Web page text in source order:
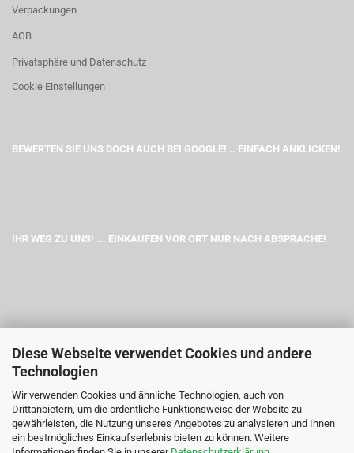
Diese Webseite verwendet Cookies und andere
Technologien
Wir verwenden Cookies und ähnliche Technologien, auch von
Drittanbietern, um die ordentliche Funktionsweise der Website zu
gewährleisten, die Nutzung unseres Angebotes zu analysieren und Ihnen
ein bestmögliches Einkaufserlebnis bieten zu können. Weitere
Verpackungen
AGB
Privatsphäre und Datenschutz
Cookie Einstellungen
BEWERTEN SIE UNS DOCH AUCH BEI GOOGLE! .. EINFACH ANKLICKEN!
IHR WEG ZU UNS! ... EINKAUFEN VOR ORT NUR NACH ABSPRACHE!